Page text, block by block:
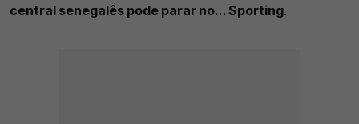
central senegalês pode parar no... Sporting.